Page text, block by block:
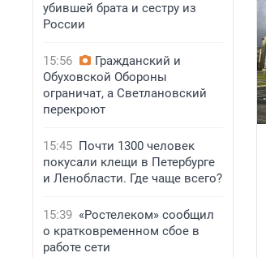
убившей брата и сестру из
России
15:56
Гражданский и
Обуховской Обороны
ограничат, а Светлановский
перекроют
15:45 Почти 1300 человек
покусали клещи в Петербурге
и Ленобласти. Где чаще всего?
15:39 «Ростелеком» сообщил
о кратковременном сбое в
работе сети